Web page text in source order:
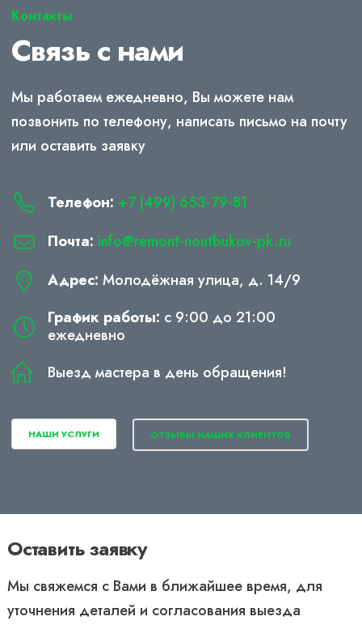
Контакты
Связь с нами
Мы работаем ежедневно, Вы можете нам
позвонить по телефону, написать письмо на почту
или оставить заявку
Телефон: +7 (499) 653-79-81
Почта: info@remont-noutbukov-pk.ru
Адрес: Молодёжная улица, д. 14/9
График работы: с 9:00 до 21:00
ежедневно
Выезд мастера в день обращения!
НАШИ УСЛУГИ ОТЗЫВЫ НАШИХ КЛИЕНТОВ
Оставить заявку
Мы свяжемся с Вами в ближайшее время, для
уточнения деталей и согласования выезда